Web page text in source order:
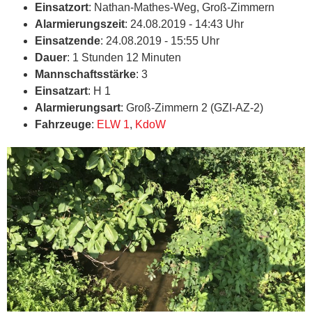
Einsatzort: Nathan-Mathes-Weg, Groß-Zimmern
Alarmierungszeit: 24.08.2019 - 14:43 Uhr
Einsatzende: 24.08.2019 - 15:55 Uhr
Dauer: 1 Stunden 12 Minuten
Mannschaftsstärke: 3
Einsatzart: H 1
Alarmierungsart: Groß-Zimmern 2 (GZI-AZ-2)
Fahrzeuge: ELW 1, KdoW